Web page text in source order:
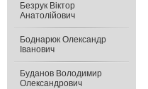
Безрук Віктор
Анатолійович
Боднарюк Олександр
Іванович
Буданов Володимир
Олександрович